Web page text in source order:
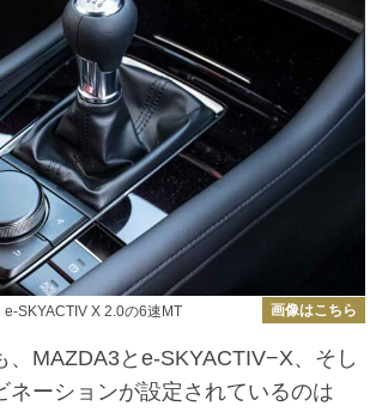
SKYACTIV X 2.0の6速MT 画像はこちら
MAZDA3とe-SKYACTIV−X、そし
ネーションが設定されているのは